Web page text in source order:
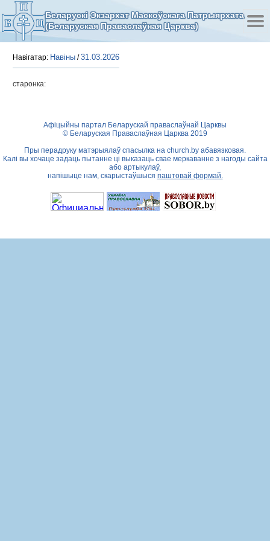
Беларускі Экзархат Маскоўскага Патрыярхата
(Беларуская Праваслаўная Царква)
Навігатар: Навіны /31.03.2026
старонка:
Афіцыйны партал Беларускай праваслаўнай Царквы
© Беларуская Праваслаўная Царква 2019
Пры перадруку матэрыялаў спасылка на church.by абавязковая.
Калі вы хочаце задаць пытанне ці выказаць свае меркаванне з нагоды сайта
або артыкулаў,
напішыце нам, скарыстаўшыся паштовай формай.